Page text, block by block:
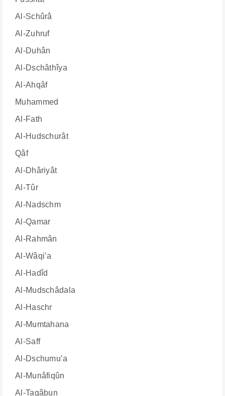
Al-Schûrâ
Al-Zuhruf
Al-Duhân
Al-Dschâthîya
Al-Ahqâf
Muhammed
Al-Fath
Al-Hudschurât
Qâf
Al-Dhâriyât
Al-Tûr
Al-Nadschm
Al-Qamar
Al-Rahmân
Al-Wâqi’a
Al-Hadîd
Al-Mudschâdala
Al-Haschr
Al-Mumtahana
Al-Saff
Al-Dschumu’a
Al-Munâfiqûn
Al-Tagâbun